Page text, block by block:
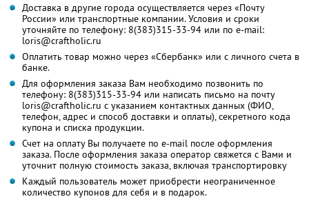
Доставка в другие города осуществляется через «Почту
России» или транспортные компании. Условия и сроки
уточняйте по телефону: 8(383)315-33-94 или по e-mail:
loris@craftholic.ru
Оплатить товар можно через «Сбербанк» или с личного счета в
банке.
Для оформления заказа Вам необходимо позвонить по
телефону: 8(383)315-33-94 или написать письмо на почту
loris@craftholic.ru с указанием контактных данных (ФИО,
телефон, адрес и способ доставки и оплаты), секретного кода
купона и списка продукции.
Счет на оплату Вы получаете по e-mail после оформления
заказа. После оформления заказа оператор свяжется с Вами и
уточнит полную стоимость заказа, включая транспортировку
Каждый пользователь может приобрести неограниченное
количество купонов для себя и в подарок.